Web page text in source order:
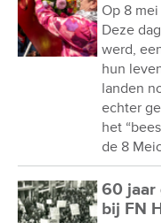
Op 8
Deze
werd,
hun
landen
echter
het
de 8
60 jaar
bij FN